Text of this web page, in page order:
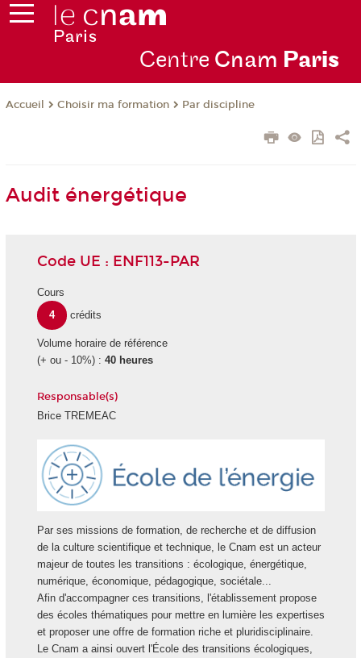
Centre Cnam Paris
Accueil Choisir ma formation Par discipline
Audit énergétique
Code UE : ENF113-PAR
Cours
4
crédits
Volume horaire de référence
(+ ou - 10%) : 40 heures
Responsable(s)
Brice TREMEAC
Par ses missions de formation, de recherche et de diffusion
de la culture scientifique et technique, le Cnam est un acteur
majeur de toutes les transitions : écologique, énergétique,
numérique, économique, pédagogique, sociétale...
Afin d'accompagner ces transitions, l'établissement propose
des écoles thématiques pour mettre en lumière les expertises
et proposer une offre de formation riche et pluridisciplinaire.
Le Cnam a ainsi ouvert l'École des transitions écologiques,